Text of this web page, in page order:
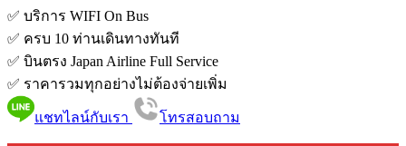
✅ บริการ WIFI On Bus
✅ ครบ 10 ท่านเดินทางทันที
✅ บินตรง Japan Airline Full Service
✅ ราคารวมทุกอย่างไม่ต้องจ่ายเพิ่ม
แชทไลน์กับเรา โทรสอบถาม